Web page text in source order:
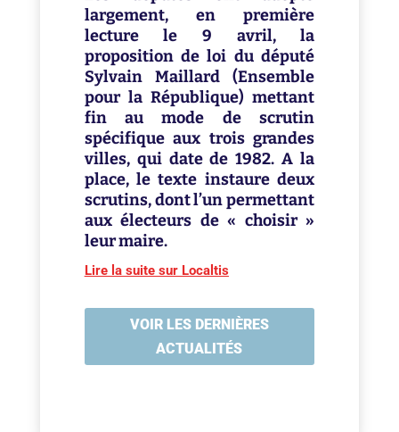
largement, en première
lecture le 9 avril, la
proposition de loi du député
Sylvain Maillard (Ensemble
pour la République) mettant
fin au mode de scrutin
spécifique aux trois grandes
villes, qui date de 1982. A la
place, le texte instaure deux
scrutins, dont l’un permettant
aux électeurs de « choisir »
leur maire.
Lire la suite sur Localtis
VOIR LES DERNIÈRES
ACTUALITÉS